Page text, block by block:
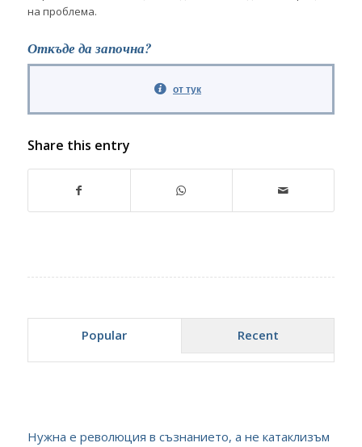
на проблема.
Откъде да започна?
от тук
Share this entry
Popular Recent
Нужна е революция в съзнанието, а не катаклизъм